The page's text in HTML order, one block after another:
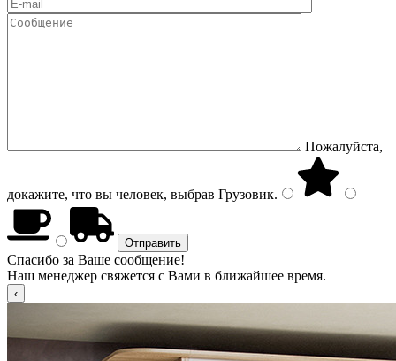
Пожалуйста,
докажите, что вы человек, выбрав Грузовик.
Спасибо за Ваше сообщение!
Наш менеджер свяжется с Вами в ближайшее время.